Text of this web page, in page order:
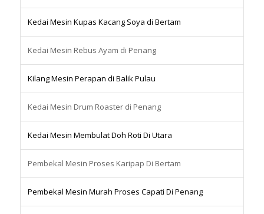
Kedai Mesin Kupas Kacang Soya di Bertam
Kedai Mesin Rebus Ayam di Penang
Kilang Mesin Perapan di Balik Pulau
Kedai Mesin Drum Roaster di Penang
Kedai Mesin Membulat Doh Roti Di Utara
Pembekal Mesin Proses Karipap Di Bertam
Pembekal Mesin Murah Proses Capati Di Penang